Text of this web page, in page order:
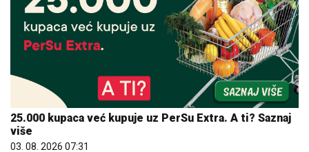
25.000 kupaca već kupuje uz PerSu Extra. A ti? Saznaj
više
03. 08. 2026 07:31